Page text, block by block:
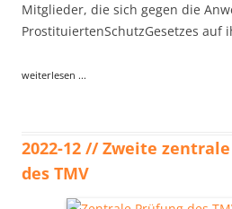
Mitglieder, die sich gegen die
ProstituiertenSchutzGesetzes
weiterlesen ...
2022-12 // Zweite
des TMV